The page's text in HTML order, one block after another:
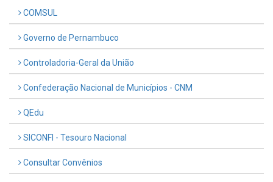
COMSUL
Governo de Pernambuco
Controladoria-Geral da União
Confederação Nacional de Municípios - CNM
QEdu
SICONFI - Tesouro Nacional
Consultar Convênios